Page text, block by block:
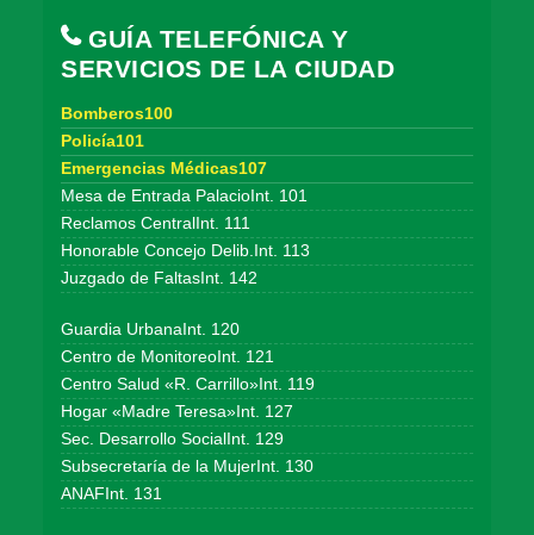
GUÍA TELEFÓNICA Y
SERVICIOS DE LA CIUDAD
Bomberos100
Policía101
Emergencias Médicas107
Mesa de Entrada PalacioInt. 101
Reclamos CentralInt. 111
Honorable Concejo Delib.Int. 113
Juzgado de FaltasInt. 142
Guardia UrbanaInt. 120
Centro de MonitoreoInt. 121
Centro Salud «R. Carrillo»Int. 119
Hogar «Madre Teresa»Int. 127
Sec. Desarrollo SocialInt. 129
Subsecretaría de la MujerInt. 130
ANAFInt. 131